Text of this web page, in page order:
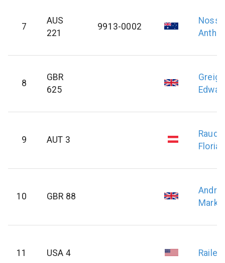
7
AUS
221
9913-0002
8
GBR
625
Greig
9 AUT 3
Florian
10 GBR 88
Mark
11 USA 4 Railey